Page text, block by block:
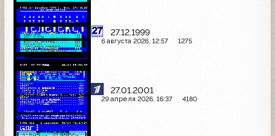
27.12.1999
6 августа 2026, 12:57 1275
27.01.2001
29 апреля 2026, 16:37 4180